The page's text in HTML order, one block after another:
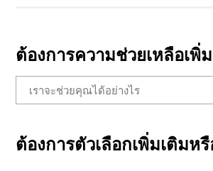
ต้องการความช่วยเหลือเพิ่
ต้องการตัวเลือกเพิ่มเติมห